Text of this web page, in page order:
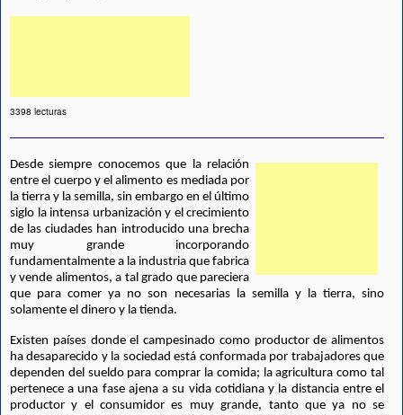
3398 lecturas
Desde siempre conocemos que la relación
entre el cuerpo y el alimento es mediada por
la tierra y la semilla, sin embargo en el último
siglo la intensa urbanización y el crecimiento
de las ciudades han introducido una brecha
muy grande incorporando
fundamentalmente a la industria que fabrica
y vende alimentos, a tal grado que pareciera
que para comer ya no son necesarias la semilla y la tierra, sino
solamente el dinero y la tienda.
Existen países donde el campesinado como productor de alimentos
ha desaparecido y la sociedad está conformada por trabajadores que
dependen del sueldo para comprar la comida; la agricultura como tal
pertenece a una fase ajena a su vida cotidiana y la distancia entre el
productor y el consumidor es muy grande, tanto que ya no se